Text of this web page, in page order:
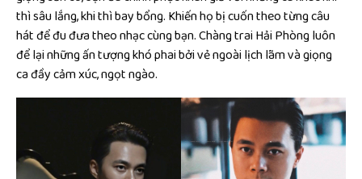
thì sâu lắng, khi thì bay bổng. Khiến họ bị cuốn theo từng câu
hát để đu đưa theo nhạc cùng bạn. Chàng trai Hải Phòng luôn
để lại những ấn tượng khó phai bởi vẻ ngoài lịch lãm và giọng
ca đầy cảm xúc, ngọt ngào.